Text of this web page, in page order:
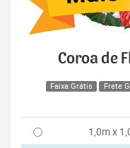
Coroa de
Faixa Grátis Frete
1,0m x